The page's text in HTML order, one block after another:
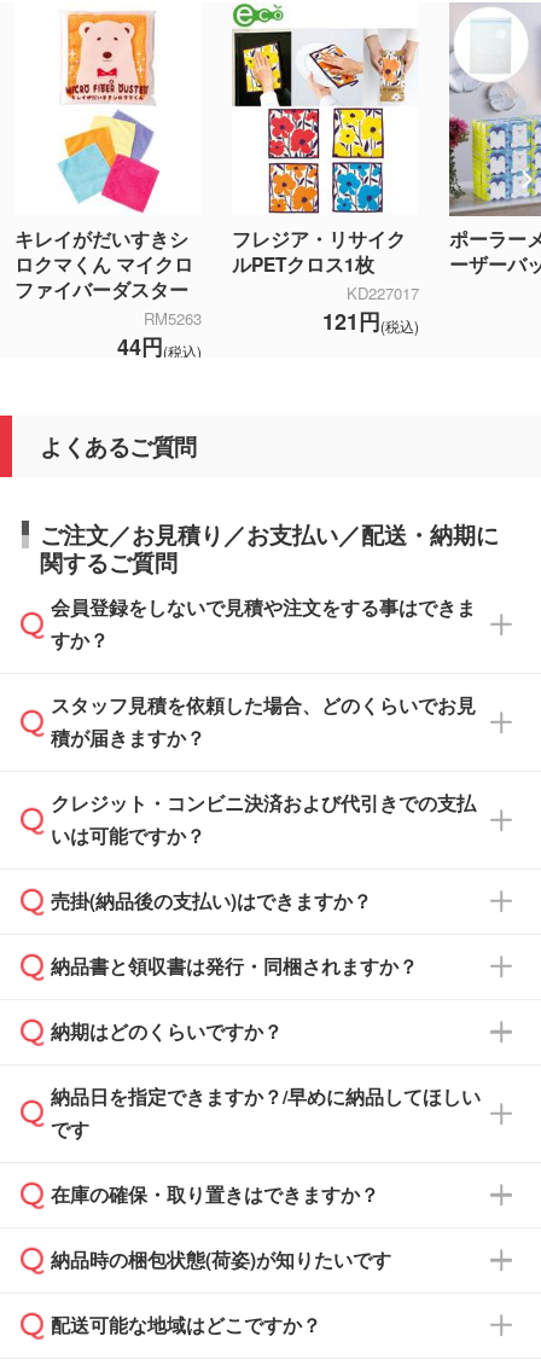
キレイがだいすきシ
ロクマくん マイクロ
ファイバーダスター
RM5263
44円(税込)
フレジア・リサイク
ルPETクロス1枚
KD227017
121円(税込)
ポーラー
ーザーバ
よくあるご質問
ご注文／お見積り／お支払い／配送・納期に
関するご質問
会員登録をしないで見積や注文をする事はできま
すか？
可能です。見積・注文フォームにて『ゲストの
まま進む』ボタンからお進みのうえ、ご依頼く
スタッフ見積を依頼した場合、どのくらいでお見
積が届きますか？
通常、翌営業日までにお送りしております。混
雑状況によっては、お時間をいただくこともご
依頼いただいた場合は、翌営業日以降のご連絡
クレジット・コンビニ決済および代引きでの支払
いは可能ですか？
銀行振込のみのご対応となります。
売掛(納品後の支払い)はできますか？
基本的には先入金をお願いしておりますが、自
どの場合は、月末締め翌月末払いに対応可能で
また、卒業・卒園記念品で対策委員会や個人様
校や幼稚園・保育園であれば、同様の条件でご
ご希望の際は担当スタッフまでお気軽にご相談
ください。
納品書と領収書は発行・同梱されますか？
納品書・領収書は ご依頼をいただいた場合の
ず、通常はPDFデータをメール添付でお送りし
ます。
たは注文フォームの『ご注文に関する備考欄』
納期はどのくらいですか？
・印刷する場合(500個程度)
ご入金、イメージ画像の校了から約2週間～2
ご入金確認後、1～2営業日で出荷いたしま
納品日を指定できますか？/早めに納品してほしい
です
ご希望の納期がある場合は、お問い合わせ・お
い。
応が可能かご案内いたします。
在庫の確保・取り置きはできますか？
ご入金確認後に在庫を確保し、注文確定のご連
はできかねますので予めご了承ください。
納品時の梱包状態(荷姿)が知りたいです
商品によって異なります。各ページにある商品
配送可能な地域はどこですか？